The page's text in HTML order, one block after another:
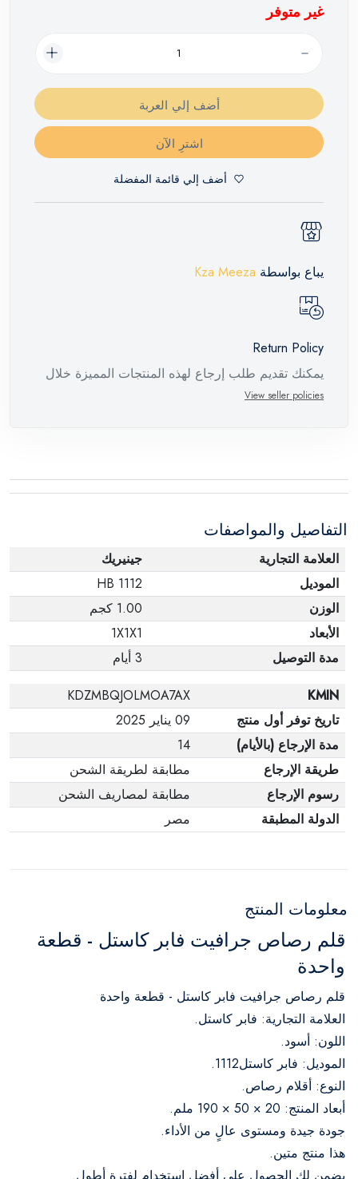
غير متوفر
أضف إلي العربة
اشترِ الآن
أضف إلي قائمة المفضلة
يباع بواسطة Kza Meeza
Return Policy
يمكنك تقديم طلب إرجاع لهذه المنتجات المميزة خلال
عبوته الأصلية. لاحظ أنه لا يمكن إرجاع المنتجات
وفي عبواتها الأصلية.
View seller policies
التفاصيل والمواصفات
العلامة التجارية
جينيريك
الموديل
1112 HB
الوزن
1.00 كجم
الأبعاد
1X1X1
مدة التوصيل
3 أيام
KMIN
KDZMBQJOLMOA7AX
تاريخ توفر أول منتج
09 يناير 2025
مدة الإرجاع (بالأيام)
14
طريقة الإرجاع
مطابقة لطريقة الشحن
رسوم الإرجاع
مطابقة لمصاريف الشحن
الدولة المطبقة
مصر
معلومات المنتج
قلم رصاص جرافيت فابر كاستل - قطعة
واحدة
قلم رصاص جرافيت فابر كاستل - قطعة واحدة
العلامة التجارية: فابر كاستل.
اللون: أسود.
الموديل: فابر كاستل1112.
النوع: أقلام رصاص.
أبعاد المنتج: 20 × 50 × 190 ملم.
جودة جيدة ومستوى عالٍ من الأداء.
هذا منتج متين.
يضمن لك الحصول على أفضل استخدام لفترة أطول.